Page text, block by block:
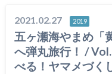
2021.02.27 2019
五ヶ瀬海やまめ「
へ弾丸旅行！ /
べる！ヤマメづく